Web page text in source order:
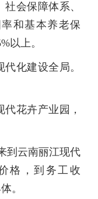
会保障体系、
和基本养老保
以上。
化建设全局。
花卉产业园，
云南丽江现代
格，到务工收
。